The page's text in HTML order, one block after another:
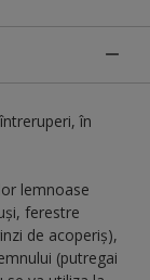
în
lemnoase
ferestre
de acoperiș),
(putregai